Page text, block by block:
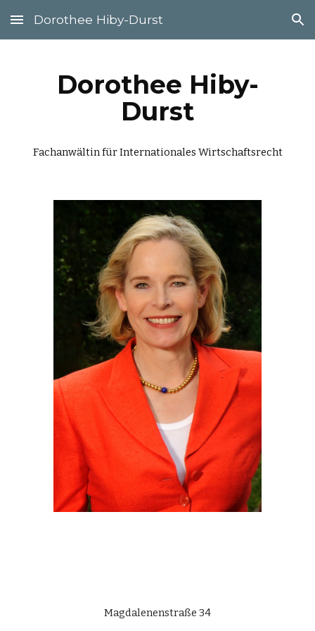
Skip to main content Skip to navigation
Dorothee Hiby-Durst
Dorothee Hiby-
Durst
Fachanwältin für Internationales Wirtschaftsrecht
Magdalenenstraße 34